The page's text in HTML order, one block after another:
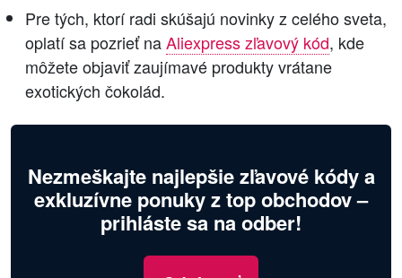
Pre tých, ktorí radi skúšajú novinky z celého sveta,
oplatí sa pozrieť naAliexpress zľavový kód, kde
môžete objaviť zaujímavé produkty vrátane
exotických čokolád.
Nezmeškajte najlepšie zľavové kódy a
exkluzívne ponuky z top obchodov –
prihláste sa na odber!